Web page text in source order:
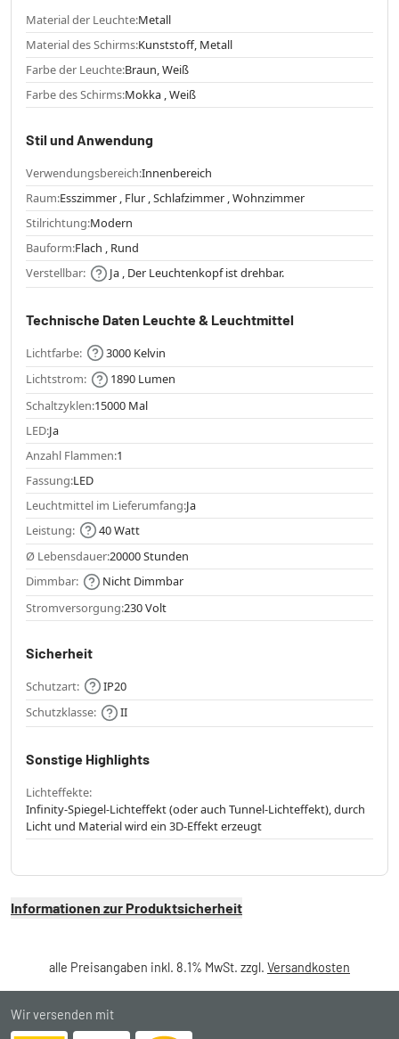
Material der Leuchte:Metall
Material des Schirms:Kunststoff, Metall
Farbe der Leuchte:Braun, Weiß
Farbe des Schirms:Mokka , Weiß
Stil und Anwendung
Verwendungsbereich:Innenbereich
Raum:Esszimmer , Flur , Schlafzimmer , Wohnzimmer
Stilrichtung:Modern
Bauform:Flach , Rund
Verstellbar:
Ja , Der Leuchtenkopf ist drehbar.
Technische Daten Leuchte & Leuchtmittel
Lichtfarbe:
3000 Kelvin
Lichtstrom:
1890 Lumen
Schaltzyklen:15000 Mal
LED:Ja
Anzahl Flammen:1
Fassung:LED
Leuchtmittel im Lieferumfang:Ja
Leistung:
40 Watt
Ø Lebensdauer:20000 Stunden
Dimmbar:
Nicht Dimmbar
Stromversorgung:230 Volt
Sicherheit
Schutzart:
IP20
Schutzklasse:
II
Sonstige Highlights
Lichteffekte:
Infinity-Spiegel-Lichteffekt (oder auch Tunnel-Lichteffekt), durch
Licht und Material wird ein 3D-Effekt erzeugt
Informationen zur Produktsicherheit
alle Preisangaben inkl. 8.1% MwSt. zzgl. Versandkosten
Wir versenden mit